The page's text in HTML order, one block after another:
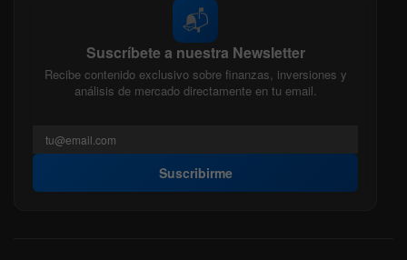
📬
Suscríbete a nuestra Newsletter
Recibe contenido exclusivo sobre finanzas, inversiones y
análisis de mercado directamente en tu email.
Suscribirme